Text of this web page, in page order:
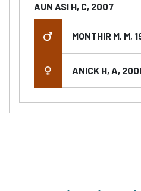
AUN ASI H, C, 2007
MONTHIR M, M,
ANICK H, A,